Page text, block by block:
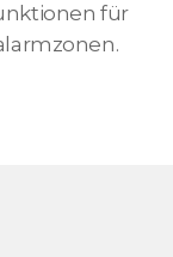
für